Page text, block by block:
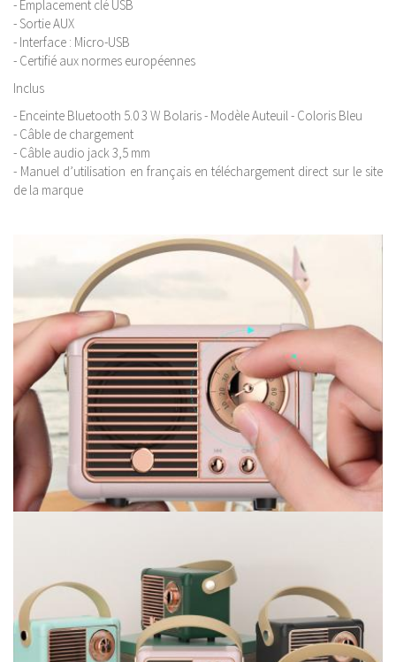
- Emplacement clé USB
- Sortie AUX
- Interface : Micro-USB
- Certifié aux normes européennes
Inclus
- Enceinte Bluetooth 5.0 3 W Bolaris - Modèle Auteuil - Coloris Bleu
- Câble de chargement
- Câble audio jack 3,5 mm
- Manuel d’utilisation en français en téléchargement direct sur le site
de la marque